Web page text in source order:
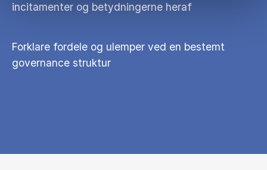
incitamenter og betydningerne heraf
Forklare fordele og ulemper ved en bestemt
governance struktur